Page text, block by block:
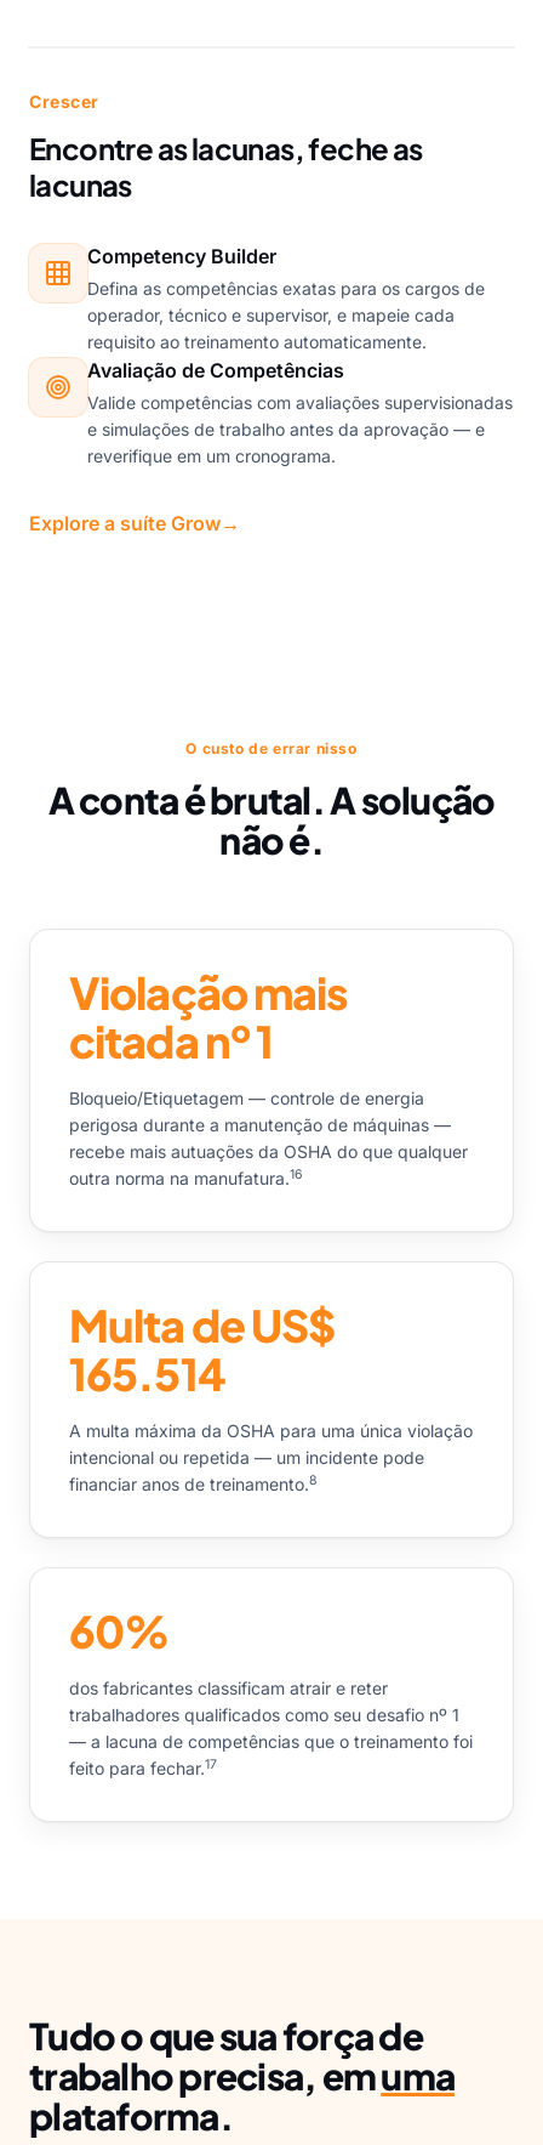
Crescer
Encontre as lacunas, feche as
lacunas
Competency Builder
Defina as competências exatas para os cargos de
operador, técnico e supervisor, e mapeie cada
requisito ao treinamento automaticamente.
Avaliação de Competências
Valide competências com avaliações supervisionadas
e simulações de trabalho antes da aprovação — e
reverifique em um cronograma.
Explore a suíte Grow→
O custo de errar nisso
A conta é brutal. A solução
não é.
Violação mais
citada nº 1
Bloqueio/Etiquetagem — controle de energia
perigosa durante a manutenção de máquinas —
recebe mais autuações da OSHA do que qualquer
outra norma na manufatura.16
Multa de US$
165.514
A multa máxima da OSHA para uma única violação
intencional ou repetida — um incidente pode
financiar anos de treinamento.8
60%
dos fabricantes classificam atrair e reter
trabalhadores qualificados como seu desafio nº 1
— a lacuna de competências que o treinamento foi
feito para fechar.17
Tudo o que sua força de
trabalho precisa, emuma
plataforma.